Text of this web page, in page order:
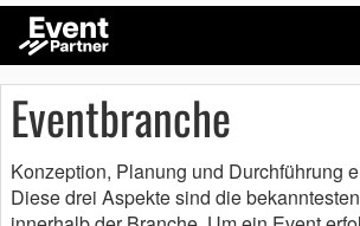
Eventbranche
Konzeption, Planung und Durchführung
Diese drei Aspekte sind die